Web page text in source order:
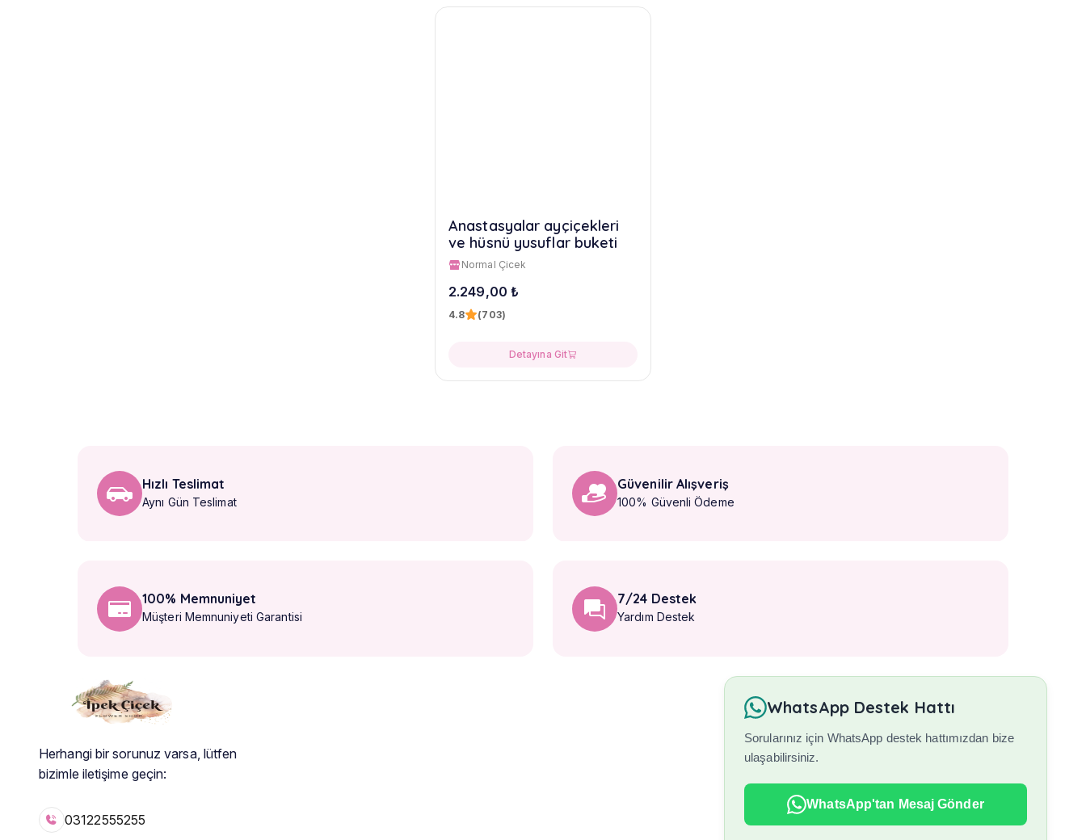
Anastasyalar ayçiçekleri
ve hüsnü yusuflar buketi
Normal Çicek
2.249,00 ₺
4.8 (703)
Detayına Git
Hızlı Teslimat
Aynı Gün Teslimat
Güvenilir Alışveriş
100% Güvenli Ödeme
100% Memnuniyet
Müşteri Memnuniyeti Garantisi
7/24 Destek
Yardım Destek
Herhangi bir sorunuz varsa, lütfen
bizimle iletişime geçin:
03122555255
WhatsApp Destek Hattı
Sorularınız için WhatsApp destek hattımızdan bize
ulaşabilirsiniz.
WhatsApp'tan Mesaj Gönder